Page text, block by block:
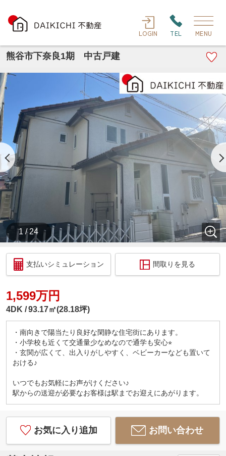
LOGIN TEL MENU
熊谷市下奈良1期 中古戸建
1 / 24
支払いシミュレーション 間取りを見る
1,599万円
4DK 93.17㎡(28.18坪)
・南向きで陽当たり良好な閑静な住宅街にあります。
・小学校も近くて交通量少なめなので通学も安心⭐︎
・玄関が広くて、出入りがしやすく、ベビーカーなども置いて
おける♪
いつでもお気軽にお声がけください♪
駅からの送迎が必要なお客様は駅までお迎えにあがります。
お気に入り追加 お問い合わせ